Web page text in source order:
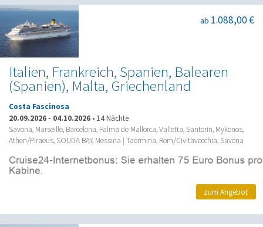
Italien, Frankreich, Spanien, Balearen
(Spanien), Malta, Griechenland
ab 1.088,00 €
Costa Fascinosa
20.09.2026 - 04.10.2026 • 14 Nächte
Savona, Marseille, Barcelona, Palma de Mallorca, Valletta, Santorin, Mykonos,
Athen/Piraeus, SOUDA BAY, Messina | Taormina, Rom/Civitavecchia, Savona
zum Angebot